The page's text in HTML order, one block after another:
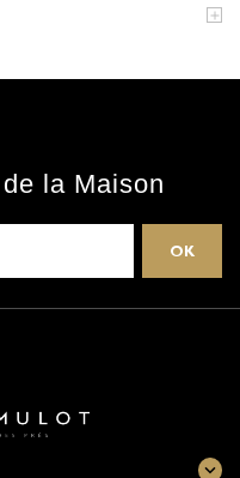

la Maison
